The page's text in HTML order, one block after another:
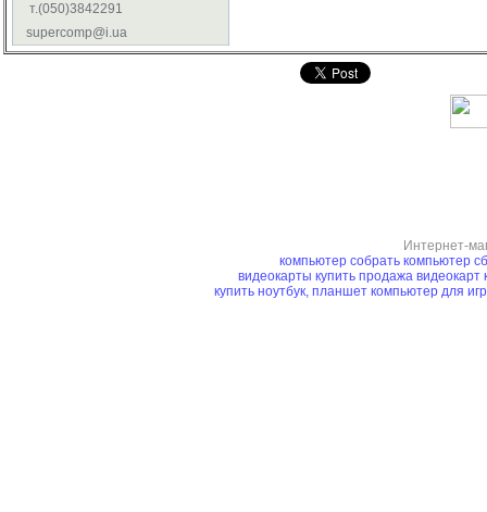
т.(050)3842291
supercomp@i.ua
Интернет-
компьютер собрать компьютер
видеокарты купить продажа видеокарт
купить ноутбук, планшет компьютер для